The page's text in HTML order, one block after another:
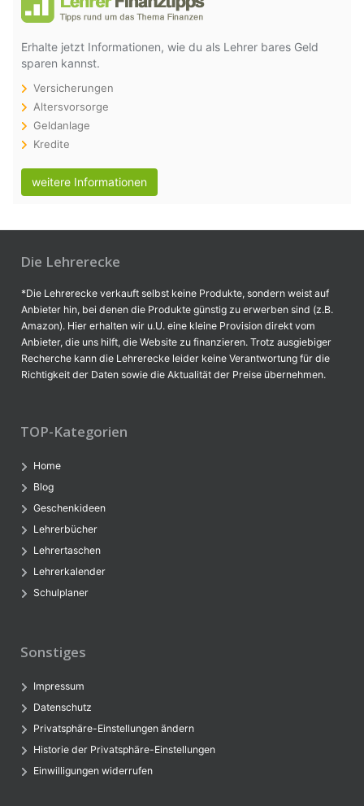
Erhalte jetzt Informationen, wie du als Lehrer bares Geld
sparen kannst.
Versicherungen
Altersvorsorge
Geldanlage
Kredite
weitere Informationen
Die Lehrerecke
*Die Lehrerecke verkauft selbst keine Produkte, sondern weist auf
Anbieter hin, bei denen die Produkte günstig zu erwerben sind (z.B.
Amazon). Hier erhalten wir u.U. eine kleine Provision direkt vom
Anbieter, die uns hilft, die Website zu finanzieren. Trotz ausgiebiger
Recherche kann die Lehrerecke leider keine Verantwortung für die
Richtigkeit der Daten sowie die Aktualität der Preise übernehmen.
TOP-Kategorien
Home
Blog
Geschenkideen
Lehrerbücher
Lehrertaschen
Lehrerkalender
Schulplaner
Sonstiges
Impressum
Datenschutz
Privatsphäre-Einstellungen ändern
Historie der Privatsphäre-Einstellungen
Einwilligungen widerrufen